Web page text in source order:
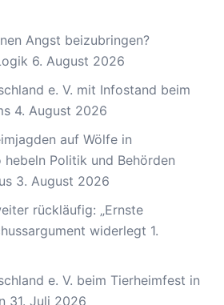
Angst beizubringen?
6. August 2026
e. V. mit Infostand beim
4. August 2026
auf Wölfe in
hebeln Politik und Behörden
3. August 2026
rückläufig: „Ernste
widerlegt 1.
e. V. beim Tierheimfest in
31. Juli 2026